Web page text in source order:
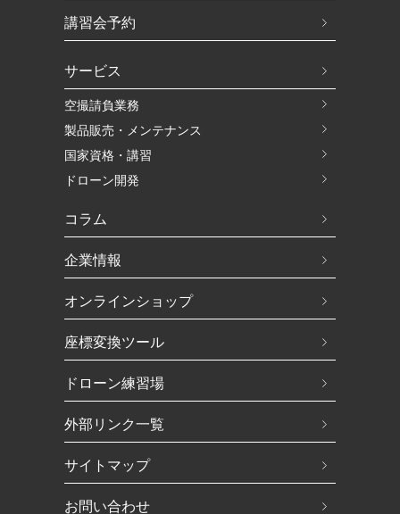
講習会予約
サービス
空撮請負業務
製品販売・メンテナンス
国家資格・講習
ドローン開発
コラム
企業情報
オンラインショップ
座標変換ツール
ドローン練習場
外部リンク一覧
サイトマップ
お問い合わせ